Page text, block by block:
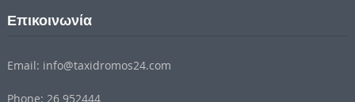
Επικοινωνία
Email: info@taxidromos24.com
Phone: 26 952444